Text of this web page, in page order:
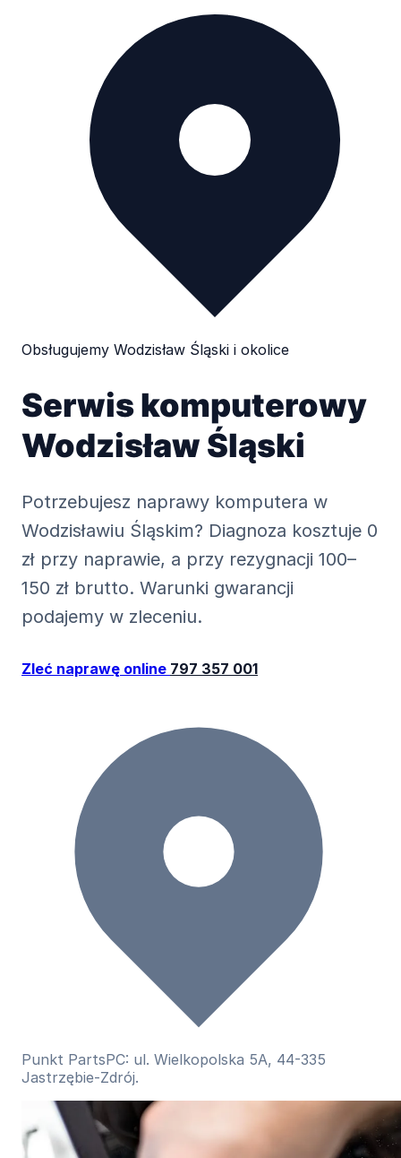
Obsługujemy Wodzisław Śląski i okolice
Serwis komputerowy
Wodzisław Śląski
Potrzebujesz naprawy komputera w
Wodzisławiu Śląskim? Diagnoza kosztuje 0
zł przy naprawie, a przy rezygnacji 100–
150 zł brutto. Warunki gwarancji
podajemy w zleceniu.
Zleć naprawę online 797 357 001
Punkt PartsPC: ul. Wielkopolska 5A, 44-335
Jastrzębie-Zdrój.